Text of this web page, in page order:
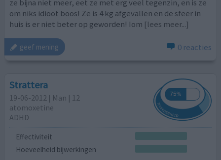
ze bijna niet meer, eet ze met erg veel tegenzin, en is ze
om niks idioot boos! Ze is 4 kg afgevallen en de sfeer in
huis is er niet beter op geworden! Iom [lees meer...]
geef mening 0 reacties
Strattera
19-06-2012 | Man | 12
atomoxetine
ADHD
Effectiviteit
Hoeveelheid bijwerkingen